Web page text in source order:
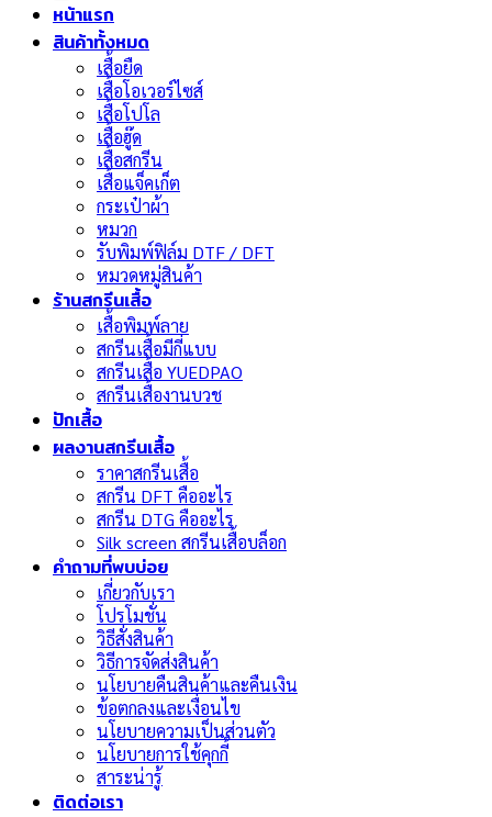
หน้าแรก
สินค้าทั้งหมด
เสื้อยืด
เสื้อโอเวอร์ไซส์
เสื้อโปโล
เสื้อฮู๊ด
เสื้อสกรีน
เสื้อแจ็คเก็ต
กระเป๋าผ้า
หมวก
รับพิมพ์ฟิล์ม DTF / DFT
หมวดหมู่สินค้า
ร้านสกรีนเสื้อ
เสื้อพิมพ์ลาย
สกรีนเสื้อมีกี่แบบ
สกรีนเสื้อ YUEDPAO
สกรีนเสื้องานบวช
ปักเสื้อ
ผลงานสกรีนเสื้อ
ราคาสกรีนเสื้อ
สกรีน DFT คืออะไร
สกรีน DTG คืออะไร
Silk screen สกรีนเสื้อบล็อก
คำถามที่พบบ่อย
เกี่ยวกับเรา
โปรโมชั่น
วิธีสั่งสินค้า
วิธีการจัดส่งสินค้า
นโยบายคืนสินค้าและคืนเงิน
ข้อตกลงและเงื่อนไข
นโยบายความเป็นส่วนตัว
นโยบายการใช้คุกกี้
สาระน่ารู้
ติดต่อเรา